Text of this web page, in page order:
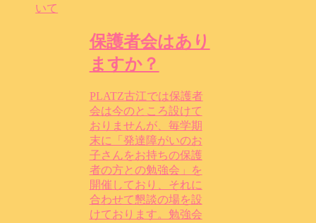
いて
保護者会はあり
ますか？
PLATZ古江では保護者
会は今のところ設けて
おりませんが、毎学期
末に「発達障がいのお
子さんをお持ちの保護
者の方との勉強会」を
開催しており、それに
合わせて懇談の場を設
けております。勉強会